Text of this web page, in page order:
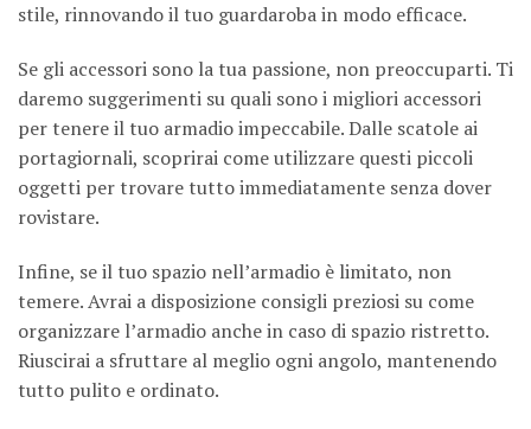
stile, rinnovando il tuo guardaroba in modo efficace.
Se gli accessori sono la tua passione, non preoccuparti. Ti
daremo suggerimenti su quali sono i migliori accessori
per tenere il tuo armadio impeccabile. Dalle scatole ai
portagiornali, scoprirai come utilizzare questi piccoli
oggetti per trovare tutto immediatamente senza dover
rovistare.
Infine, se il tuo spazio nell’armadio è limitato, non
temere. Avrai a disposizione consigli preziosi su come
organizzare l’armadio anche in caso di spazio ristretto.
Riuscirai a sfruttare al meglio ogni angolo, mantenendo
tutto pulito e ordinato.